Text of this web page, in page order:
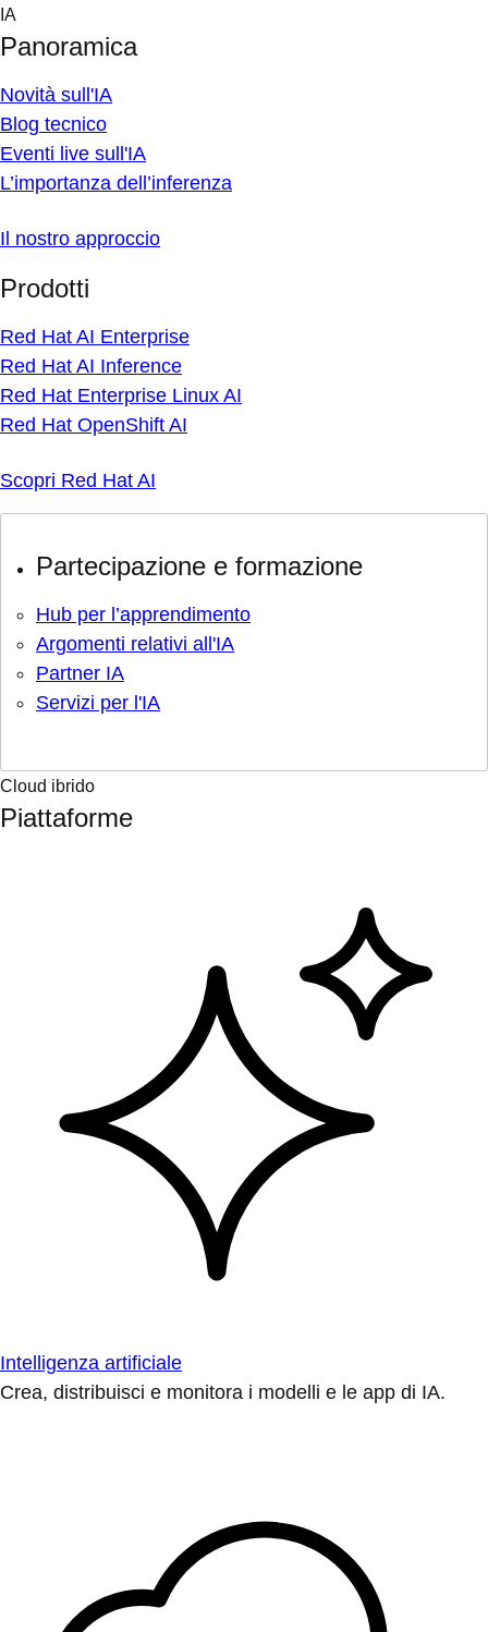
Skip
content
IA
Panoramica
Novità sull'IA
Blog tecnico
Eventi live sull'IA
L’importanza dell’inferenza
Il nostro approccio
Prodotti
Red Hat AI Enterprise
Red Hat AI Inference
Red Hat Enterprise Linux AI
Red Hat OpenShift AI
Scopri Red Hat AI
Partecipazione e formazione
Hub per l’apprendimento
Argomenti relativi all'IA
Partner IA
Servizi per l'IA
Cloud ibrido
Piattaforme
Intelligenza artificiale
Crea, distribuisci e monitora i modelli e le app di IA.